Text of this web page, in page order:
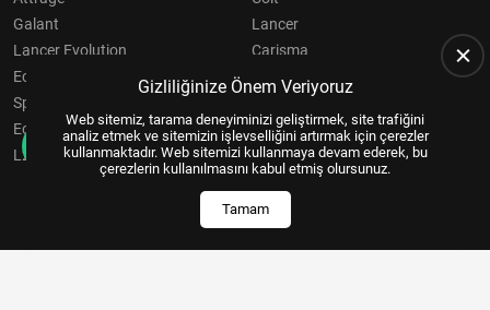
Galant
Lancer
Lancer Evolution
Carisma
Eclipse
Grandis
Space Star
Eclipse Cross
OUTLANDER
L200
Pajero
Gizliliğinize Önem Veriyoruz
Web sitemiz, tarama deneyiminizi geliştirmek, site trafiğini
analiz etmek ve sitemizin işlevselliğini artırmak için çerezler
kullanmaktadır. Web sitemizi kullanmaya devam ederek, bu
çerezlerin kullanılmasını kabul etmiş olursunuz.
Tamam